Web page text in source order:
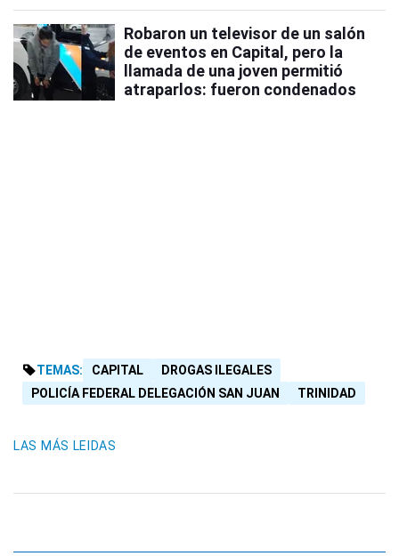
Robaron un televisor de un salón
de eventos en Capital, pero la
llamada de una joven permitió
atraparlos: fueron condenados
TEMAS: CAPITAL
DROGAS ILEGALES
POLICÍA FEDERAL DELEGACIÓN SAN JUAN
TRINIDAD
LAS MÁS LEIDAS